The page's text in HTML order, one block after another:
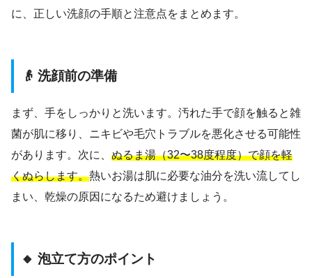
に、正しい洗顔の手順と注意点をまとめます。
👴 洗顔前の準備
まず、手をしっかりと洗います。汚れた手で顔を触ると雑
菌が肌に移り、ニキビや毛穴トラブルを悪化させる可能性
があります。次に、 ぬるま湯（32〜38度程度）で顔を軽
くぬらします。熱いお湯は肌に必要な油分を洗い流してし
まい、乾燥の原因になるため避けましょう。
🔸 泡立て方のポイント